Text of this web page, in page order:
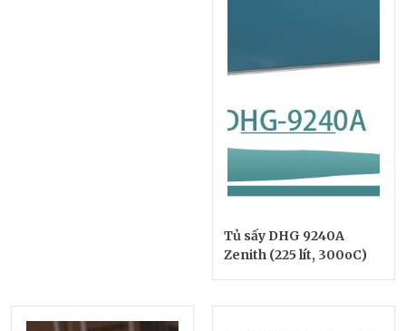
Tủ sấy DHG 9240A
Zenith (225 lít, 300oC)